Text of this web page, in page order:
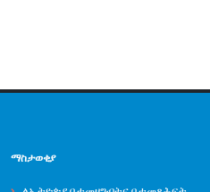
ማስታወቂያ